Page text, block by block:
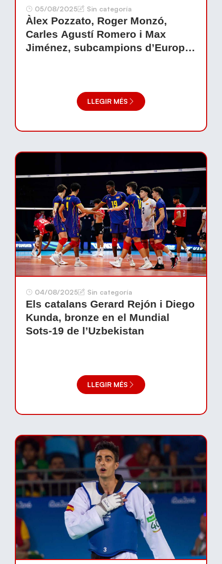
05/08/2025 Sin categoría
Àlex Pozzato, Roger Monzó,
Carles Agustí Romero i Max
Jiménez, subcampions d’Europa
LLEGIR MÉS
04/08/2025 Sin categoría
Els catalans Gerard Rejón i Diego
Kunda, bronze en el Mundial
Sots-19 de l’Uzbekistan
LLEGIR MÉS